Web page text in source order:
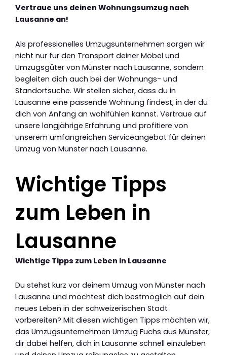
Vertraue uns deinen Wohnungsumzug nach
Lausanne an!
Als professionelles Umzugsunternehmen sorgen wir
nicht nur für den Transport deiner Möbel und
Umzugsgüter von Münster nach Lausanne, sondern
begleiten dich auch bei der Wohnungs- und
Standortsuche. Wir stellen sicher, dass du in
Lausanne eine passende Wohnung findest, in der du
dich von Anfang an wohlfühlen kannst. Vertraue auf
unsere langjährige Erfahrung und profitiere von
unserem umfangreichen Serviceangebot für deinen
Umzug von Münster nach Lausanne.
Wichtige Tipps
zum Leben in
Lausanne
Wichtige Tipps zum Leben in Lausanne
Du stehst kurz vor deinem Umzug von Münster nach
Lausanne und möchtest dich bestmöglich auf dein
neues Leben in der schweizerischen Stadt
vorbereiten? Mit diesen wichtigen Tipps möchten wir,
das Umzugsunternehmen Umzug Fuchs aus Münster,
dir dabei helfen, dich in Lausanne schnell einzuleben